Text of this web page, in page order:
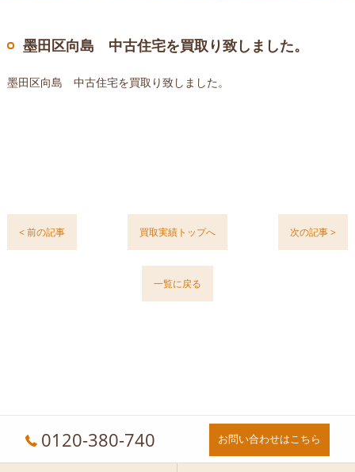
墨田区向島 中古住宅を買取り致しました。
墨田区向島 中古住宅を買取り致しました。
< 前の記事 買取実績トップへ 次の記事 >
一覧に戻る
0120-380-740 お問い合わせはこちら